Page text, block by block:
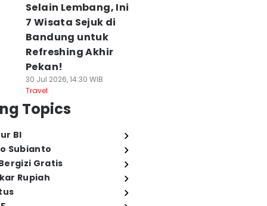
Selain Lembang, Ini
7 Wisata Sejuk di
Bandung untuk
Refreshing Akhir
Pekan!
30 Jul 2026, 14:30 WIB
Travel
Topics
BI
Subianto
Gratis
Rupiah